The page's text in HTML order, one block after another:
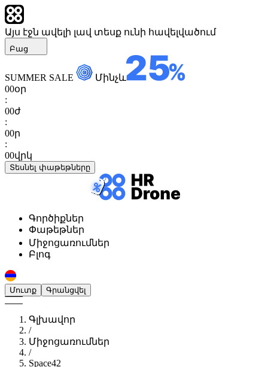
Այս էջն ավելի լավ տեսք ունի հավելվածում
Բաց
SUMMER SALE
Մինչև
00օր
:
00ժ
:
00ր
:
00վրկ
Տեսնել փաթեթները
Գործիքներ
Փաթեթներ
Միջոցառումներ
Բլոգ
Մուտք Գրանցվել
Գլխավոր
/
Միջոցառումներ
/
Space42